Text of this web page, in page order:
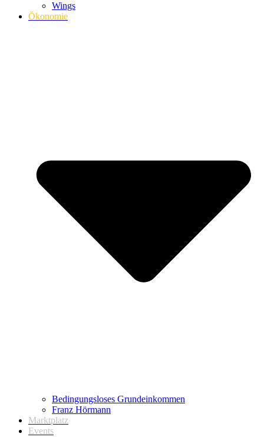
Wings
Ökonomie
Bedingungsloses Grundeinkommen
Franz Hörmann
Marktplatz
Events